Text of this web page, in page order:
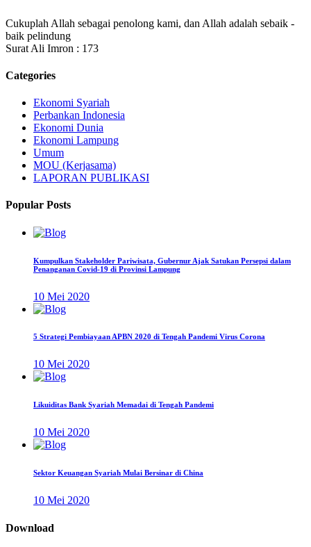
Cukuplah Allah sebagai penolong kami, dan Allah adalah sebaik -
baik pelindung
Surat Ali Imron : 173
Categories
Ekonomi Syariah
Perbankan Indonesia
Ekonomi Dunia
Ekonomi Lampung
Umum
MOU (Kerjasama)
LAPORAN PUBLIKASI
Popular Posts
Kumpulkan Stakeholder Pariwisata, Gubernur Ajak Satukan Persepsi dalam
Penanganan Covid-19 di Provinsi Lampung
10 Mei 2020
5 Strategi Pembiayaan APBN 2020 di Tengah Pandemi Virus Corona
10 Mei 2020
Likuiditas Bank Syariah Memadai di Tengah Pandemi
10 Mei 2020
Sektor Keuangan Syariah Mulai Bersinar di China
10 Mei 2020
Download